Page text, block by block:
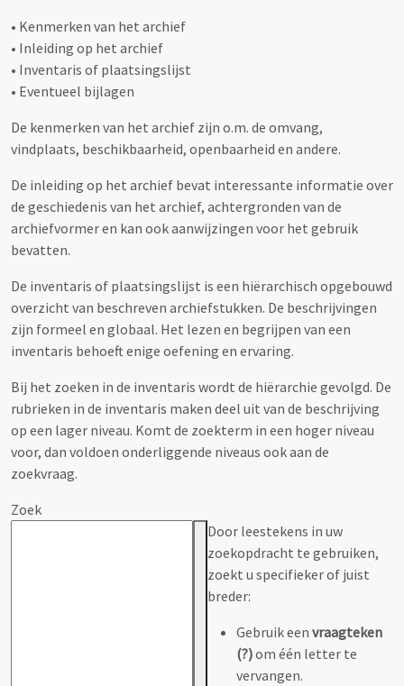
• Kenmerken van het archief
• Inleiding op het archief
• Inventaris of plaatsingslijst
• Eventueel bijlagen
De kenmerken van het archief zijn o.m. de omvang,
vindplaats, beschikbaarheid, openbaarheid en andere.
De inleiding op het archief bevat interessante informatie over
de geschiedenis van het archief, achtergronden van de
archiefvormer en kan ook aanwijzingen voor het gebruik
bevatten.
De inventaris of plaatsingslijst is een hiërarchisch opgebouwd
overzicht van beschreven archiefstukken. De beschrijvingen
zijn formeel en globaal. Het lezen en begrijpen van een
inventaris behoeft enige oefening en ervaring.
Bij het zoeken in de inventaris wordt de hiërarchie gevolgd. De
rubrieken in de inventaris maken deel uit van de beschrijving
op een lager niveau. Komt de zoekterm in een hoger niveau
voor, dan voldoen onderliggende niveaus ook aan de
zoekvraag.
Zoek
Door leestekens in uw
zoekopdracht te gebruiken,
zoekt u specifieker of juist
breder:
Gebruik een vraagteken
(?)om één letter te
vervangen.